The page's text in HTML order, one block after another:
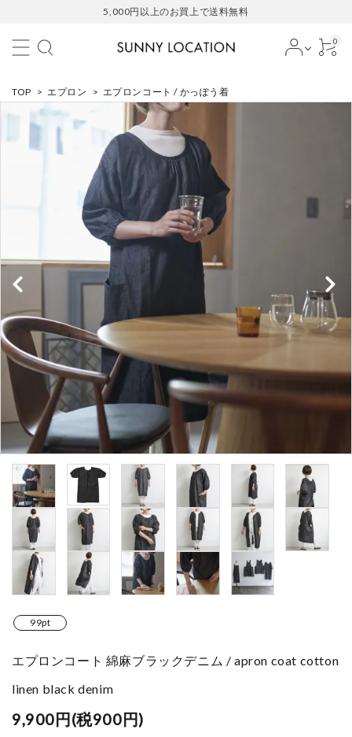
5,000円以上のお買上で送料無料
0
TOP > エプロン > エプロンコート / かっぽう着
99pt
エプロンコート 綿麻ブラックデニム / apron coat cotton
linen black denim
9,900円(税900円)